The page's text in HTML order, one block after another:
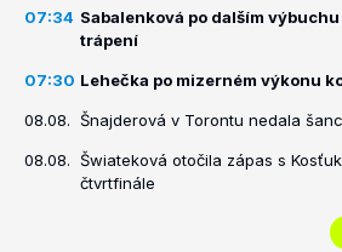
07:34 Sabalenková po dalším
trápení
07:30 Lehečka po mizerném výkonu
08.08. Šnajderová v Torontu nedala
08.08. Šwiateková otočila zápas s
čtvrtfinále